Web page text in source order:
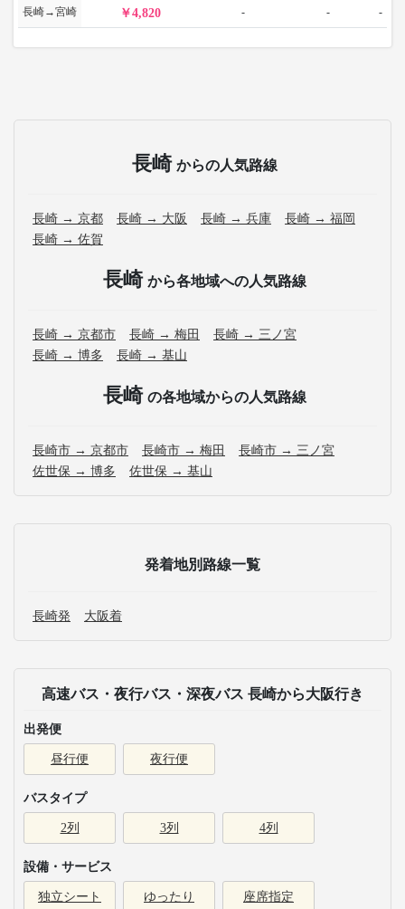
長崎→宮崎 4,820 - - -
長崎 からの人気路線
長崎 → 京都 長崎 → 大阪 長崎 → 兵庫
長崎 → 福岡
長崎 → 佐賀
長崎 から各地域への人気路線
長崎 → 京都市 長崎 → 梅田
長崎 → 三ノ宮
長崎 → 博多
長崎 → 基山
長崎 の各地域からの人気路線
長崎市 → 京都市 長崎市 → 梅田
長崎市 → 三ノ宮
佐世保 → 博多
佐世保 → 基山
発着地別路線一覧
長崎発 大阪着
高速バス・夜行バス・深夜バス 長崎から大阪行き
出発便
昼行便 夜行便
バスタイプ
2列 3列 4列
設備・サービス
独立シート ゆったり 座席指定